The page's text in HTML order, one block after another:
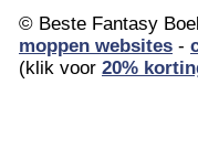
© Beste Fantasy
moppen websites -
(klik voor 20%